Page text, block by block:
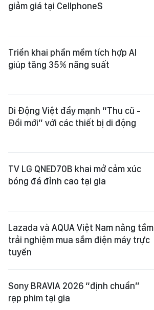
giảm giá tại CellphoneS
Triển khai phần mềm tích hợp AI
giúp tăng 35% năng suất
Di Động Việt đẩy mạnh “Thu cũ -
Đổi mới” với các thiết bị di động
TV LG QNED70B khai mở cảm xúc
bóng đá đỉnh cao tại gia
Lazada và AQUA Việt Nam nâng tầm
trải nghiệm mua sắm điện máy trực
tuyến
Sony BRAVIA 2026 “định chuẩn”
rạp phim tại gia